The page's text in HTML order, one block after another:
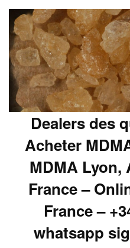
Dealers des
Acheter
MDMA Lyon,
France –
France –
whatsapp